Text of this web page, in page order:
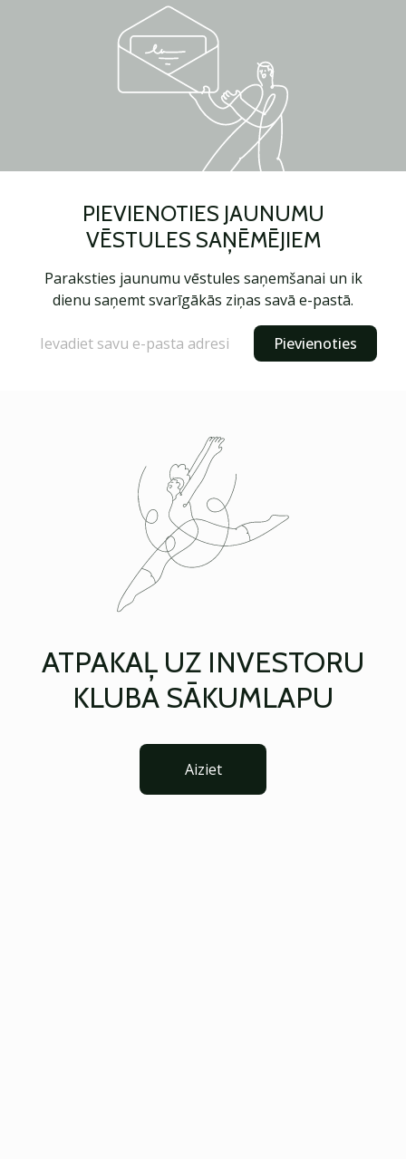
PIEVIENOTIES JAUNUMU
VĒSTULES SAŅĒMĒJIEM
Paraksties jaunumu vēstules saņemšanai un ik
dienu saņemt svarīgākās ziņas savā e-pastā.
Pievienoties
ATPAKAĻ UZ INVESTORU
KLUBA SĀKUMLAPU
Aiziet